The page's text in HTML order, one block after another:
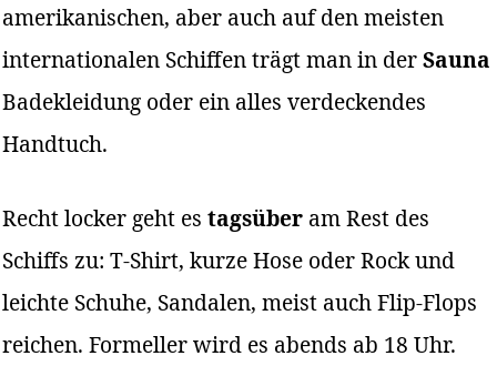
amerikanischen, aber auch auf den meisten
internationalen Schiffen trägt man in derSauna
Badekleidung oder ein alles verdeckendes
Handtuch.
Recht locker geht es tagsüber am Rest des
Schiffs zu: T-Shirt, kurze Hose oder Rock und
leichte Schuhe, Sandalen, meist auch Flip-Flops
reichen. Formeller wird es abends ab 18 Uhr.